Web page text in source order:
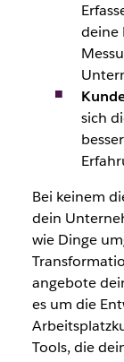
deine
sich
Bei keinem
dein
wie Dinge
angebote
es um die
Tools, die